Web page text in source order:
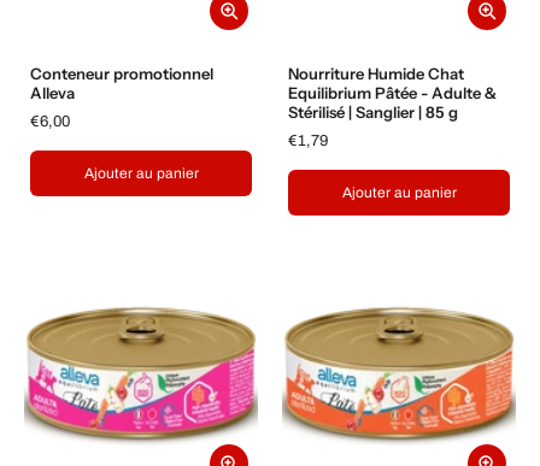
Conteneur promotionnel
Alleva
€6,00
Ajouter au panier
Nourriture Humide Chat
Equilibrium Pâtée - Adulte &
Stérilisé | Sanglier | 85 g
€1,79
Ajouter au panier